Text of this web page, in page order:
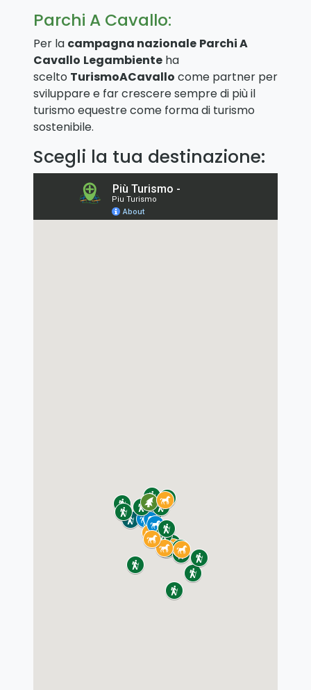
Parchi A Cavallo:
Per la campagna nazionale Parchi A
Cavallo Legambiente ha
scelto TurismoACavallo come partner per
sviluppare e far crescere sempre di più il
turismo equestre come forma di turismo
sostenibile.
Scegli la tua destinazione: